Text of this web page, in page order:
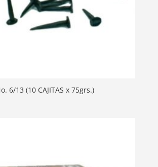
6/13 (10 CAJITAS x 75grs.)